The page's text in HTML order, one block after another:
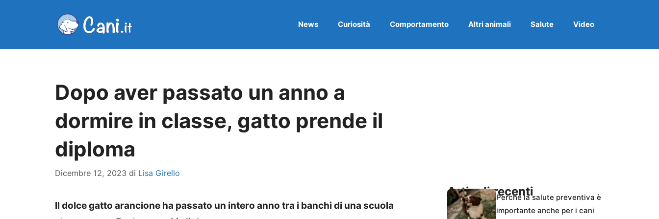
News Curiosità Comportamento Altri animali Salute Video
Dopo aver passato un anno a
dormire in classe, gatto prende il
diploma
Dicembre 12, 2023 di Lisa Girello
Il dolce gatto arancione ha passato un intero anno tra i banchi di una scuola
Articoli recentiPerché la salute preventiva è
importante anche per i cani